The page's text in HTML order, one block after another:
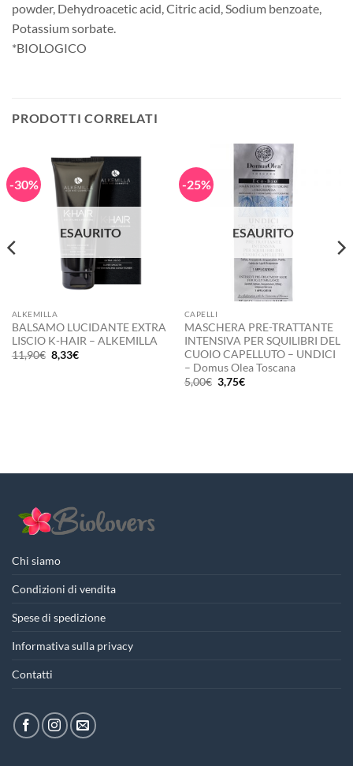
powder, Dehydroacetic acid, Citric acid, Sodium benzoate,
Potassium sorbate.
*BIOLOGICO
PRODOTTI CORRELATI
-30%
ESAURITO
ALKEMILLA
BALSAMO LUCIDANTE EXTRA
LISCIO K-HAIR – ALKEMILLA
11,90€ Il
prezzo
8,33€Il
-25%
ESAURITO
CAPELLI
MASCHERA PRE-TRATTANTE
INTENSIVA PER SQUILIBRI DEL
CUOIO CAPELLUTO – UNDICI
– Domus Olea Toscana
5,00€ Il
prezzo
3,75€Il
Chi siamo
Condizioni di vendita
Spese di spedizione
Informativa sulla privacy
Contatti